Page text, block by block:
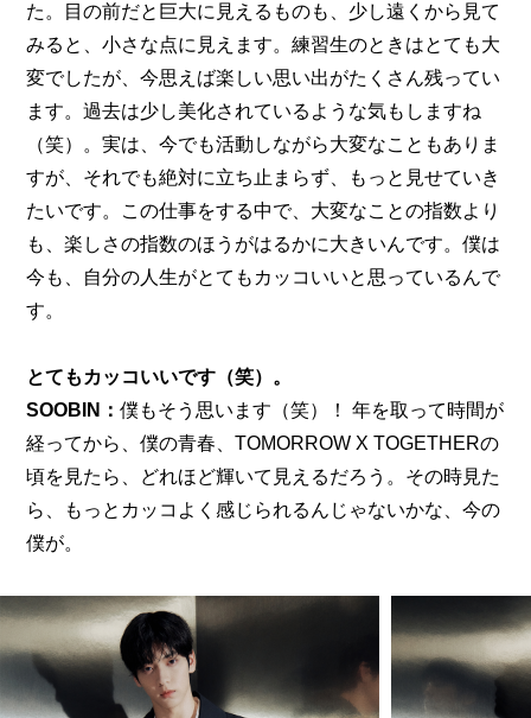
た。目の前だと巨大に見えるものも、少し遠くから見て
みると、小さな点に見えます。練習生のときはとても大
変でしたが、今思えば楽しい思い出がたくさん残ってい
ます。過去は少し美化されているような気もしますね
（笑）。実は、今でも活動しながら大変なこともありま
すが、それでも絶対に立ち止まらず、もっと見せていき
たいです。この仕事をする中で、大変なことの指数より
も、楽しさの指数のほうがはるかに大きいんです。僕は
今も、自分の人生がとてもカッコいいと思っているんで
す。
とてもカッコいいです（笑）。
SOOBIN：僕もそう思います（笑）！ 年を取って時間が
経ってから、僕の青春、TOMORROW X TOGETHERの
頃を見たら、どれほど輝いて見えるだろう。その時見た
ら、もっとカッコよく感じられるんじゃないかな、今の
僕が。